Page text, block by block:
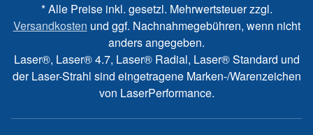
* Alle Preise inkl. gesetzl. Mehrwertsteuer zzgl.
Versandkosten und ggf. Nachnahmegebühren, wenn nicht
anders angegeben.
Laser®, Laser® 4.7, Laser® Radial, Laser® Standard und
der Laser-Strahl sind eingetragene Marken-/Warenzeichen
von LaserPerformance.